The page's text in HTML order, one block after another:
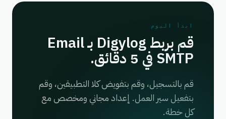
ابدأ اليوم
قم بربط Digylog بـ Email
SMTP في 5 دقائق.
قم بالتسجيل، وقم بتفويض كلا التطبيقين، وقم
بتفعيل سير العمل. إعداد مجاني ومخصص مع
كل خطة.